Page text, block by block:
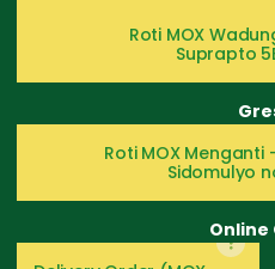
Roti MOX
Suprapto
Roti MOX Menganti
Sidomulyo
Online